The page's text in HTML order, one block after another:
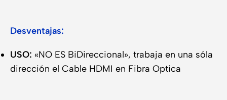
Desventajas:
USO: «NO ES BiDireccional», trabaja en una sóla
dirección el Cable HDMI en Fibra Optica